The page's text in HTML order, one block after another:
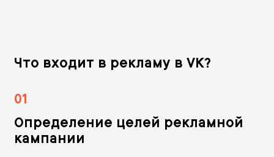
Что входит в рекламу в VK?
01
Определение целей рекламной
кампании